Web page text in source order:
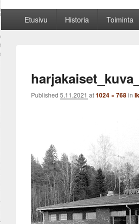
Ikaalinen Oy
Primary Etusivu Historia Toiminta
Published 5.11.2021 at1024 × 768in